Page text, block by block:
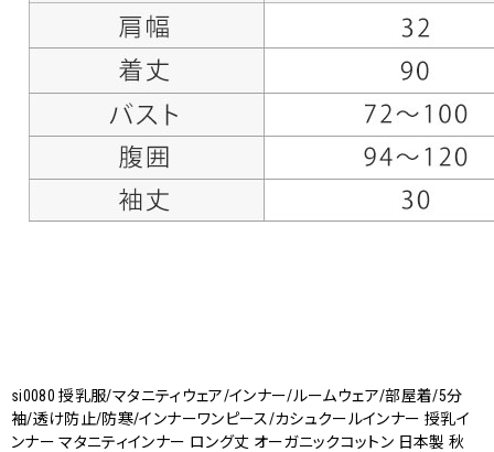
si0080 授乳服/マタニティウェア/インナー/ルームウェア/部屋着/5分
袖/透け防止/防寒/インナーワンピース/カシュクールインナー 授乳イ
ンナー マタニティインナー ロング丈 オーガニックコットン 日本製 秋